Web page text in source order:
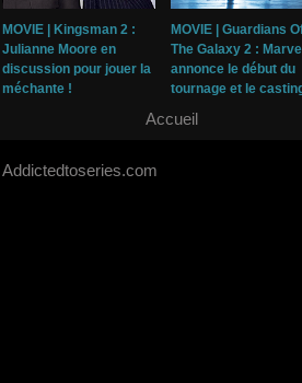
MOVIE | Kingsman 2 :
Julianne Moore en
discussion pour jouer la
méchante !
MOVIE | Guardians
The Galaxy 2 :
annonce le début du
tournage et le
Accueil
Addictedtoseries.com